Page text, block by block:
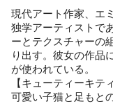
現代アート作家、エ
独学アーティストで
ーとテクスチャーの
り出す。彼女の作品
が使われている。
【キューティーキティ
可愛い子猫と足もと